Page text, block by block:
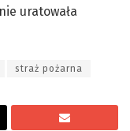
uratowała
straż pożarna